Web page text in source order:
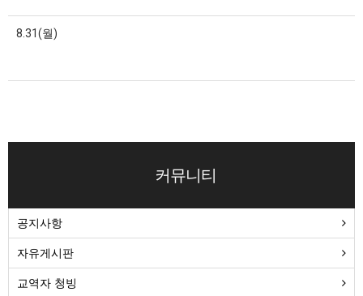
8.31(월)
커뮤니티
공지사항
자유게시판
교역자 청빙